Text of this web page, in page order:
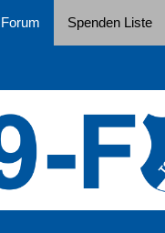
Forum Spenden Liste